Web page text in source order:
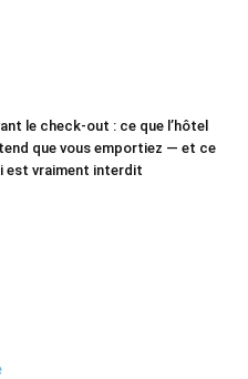
le check-out : ce que l’hôtel
que vous emportiez — et ce
est vraiment interdit